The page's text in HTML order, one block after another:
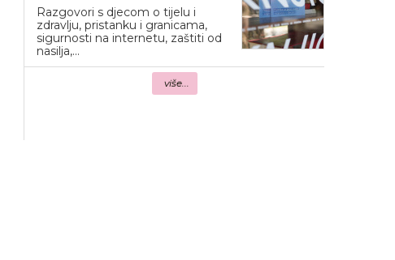
Razgovori s djecom o tijelu i
zdravlju, pristanku i granicama,
sigurnosti na internetu, zaštiti od
nasilja,...
više...